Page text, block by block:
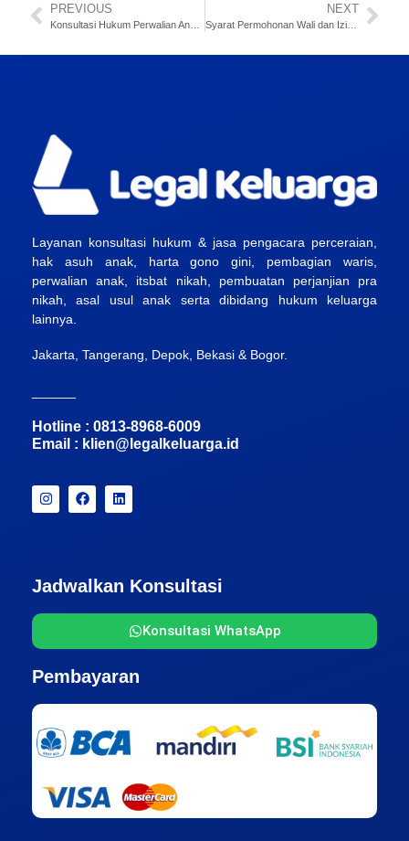
PREVIOUS NEXT
Syarat Permohonan Wali dan Izin Jual di Pengadilan Negeri
Layanan konsultasi hukum & jasa pengacara perceraian,
hak asuh anak, harta gono gini, pembagian waris,
perwalian anak, itsbat nikah, pembuatan perjanjian pra
nikah, asal usul anak serta dibidang hukum keluarga
lainnya.
Jakarta, Tangerang, Depok, Bekasi & Bogor.
Hotline : 0813-8968-6009
Email : klien@legalkeluarga.id
Jadwalkan Konsultasi
Konsultasi WhatsApp
Pembayaran